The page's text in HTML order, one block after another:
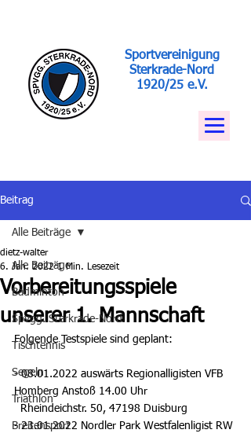
Sportvereinigung
Sterkrade-Nord
1920/25 e.V.
Beitrag
Alle Beiträge
Badminton
Spvgg. Sterkrade-Nord
Tischtennis
Segeln
Triathlon
Breitensport
Alle Beiträge
Vorbereitungsspiele
unserer 1. Mannschaft
dietz-walter
6. Jan. 2022 1 Min. Lesezeit
Folgende Testspiele sind geplant:
- 08.01.2022 auswärts Regionalligisten VFB
Homberg Anstoß 14.00 Uhr
  Rheindeichstr. 50, 47198 Duisburg
- 23.01.2022 Nordler Park Westfalenligist RW